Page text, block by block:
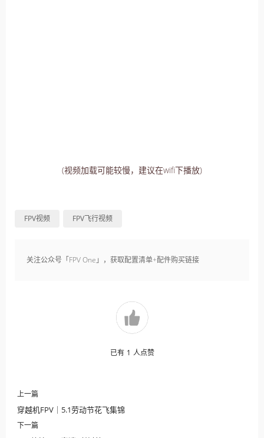
(视频加载可能较慢，建议在wifi下播放)
FPV视频 FPV飞行视频
关注公众号「FPV One」，获取配置清单+配件购买链接
已有 1 人点赞
上一篇
穿越机FPV｜5.1劳动节花飞集锦
下一篇